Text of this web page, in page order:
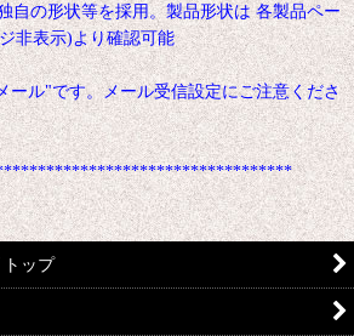
自の形状等を採用。製品形状は 各製品ペー
非表示)より確認可能
ール"です。メール受信設定にご注意くださ
ップ